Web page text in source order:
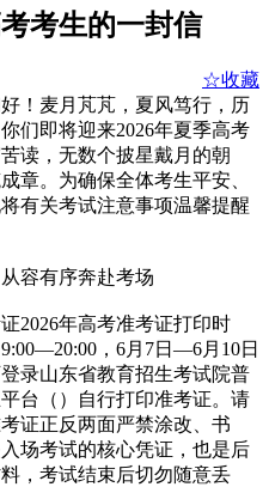
考生的一封信
☆收藏
！麦月芃芃，夏风笃行，历
们即将迎来2026年夏季高考
读，无数个披星戴月的朝
章。为确保全体考生平安、
有关考试注意事项温馨提醒
容有序奔赴考场
2026年高考准考证打印时
，6月7日—6月10日
录山东省教育招生考试院普
台（）自行打印准考证。请
证正反两面严禁涂改、书
场考试的核心凭证，也是后
，考试结束后切勿随意丢